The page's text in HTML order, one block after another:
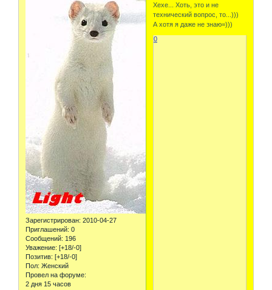
Зарегистрирован: 2010-04-27
Приглашений: 0
Сообщений: 196
Уважение: [+18/-0]
Позитив: [+18/-0]
Пол: Женский
Провел на форуме:
2 дня 15 часов
Хехе... Хоть, это и не
технический вопрос, то...)))
А хотя я даже не знаю=)))
0